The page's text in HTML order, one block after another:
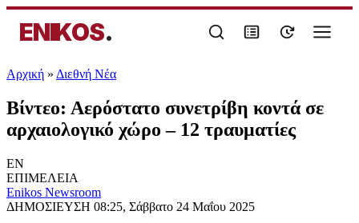
ENIKOS.
Αρχική » Διεθνή Νέα
Βίντεο: Αερόστατο συνετρίβη κοντά σε
αρχαιολογικό χώρο – 12 τραυματίες
EN
ΕΠΙΜΕΛΕΙΑ
Enikos Newsroom
ΔΗΜΟΣΙΕΥΣΗ 08:25, Σάββατο 24 Μαΐου 2025